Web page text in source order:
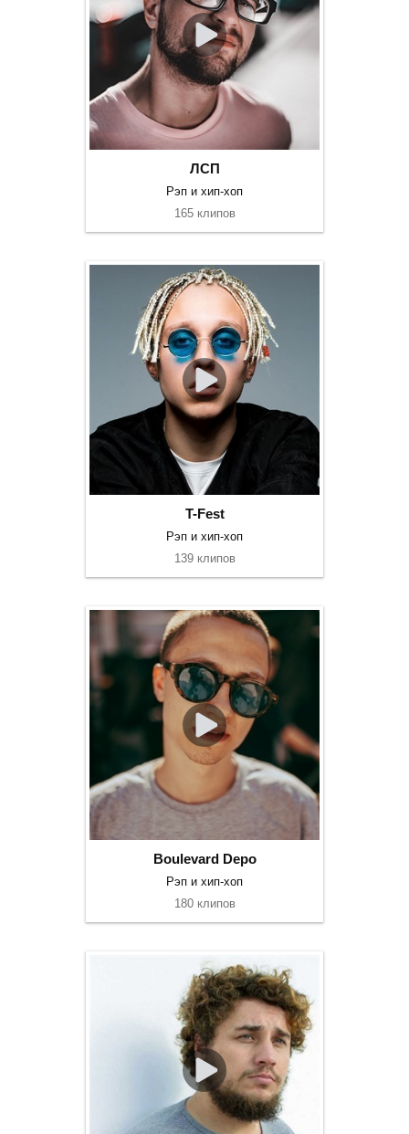
ЛСП
Рэп и хип-хоп
165 клипов
T-Fest
Рэп и хип-хоп
139 клипов
Boulevard Depo
Рэп и хип-хоп
180 клипов